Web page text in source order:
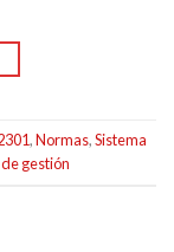
,Normas,Sistema
gestión